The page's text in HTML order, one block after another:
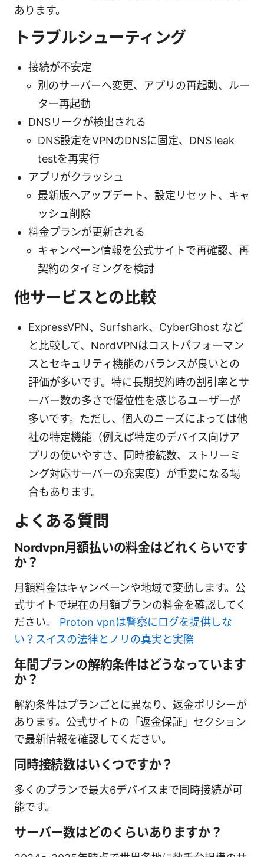
あります。
トラブルシューティング
接続が不安定
別のサーバーへ変更、アプリの再起動、ルー
ター再起動
DNSリークが検出される
DNS設定をVPNのDNSに固定、DNS leak
testを再実行
アプリがクラッシュ
最新版へアップデート、設定リセット、キャ
ッシュ削除
料金プランが更新される
キャンペーン情報を公式サイトで再確認、再
契約のタイミングを検討
他サービスとの比較
ExpressVPN、Surfshark、CyberGhost など
と比較して、NordVPNはコストパフォーマン
スとセキュリティ機能のバランスが良いとの
評価が多いです。特に長期契約時の割引率とサ
ーバー数の多さで優位性を感じるユーザーが
多いです。ただし、個人のニーズによっては他
社の特定機能（例えば特定のデバイス向けア
プリの使いやすさ、同時接続数、ストリーミ
ング対応サーバーの充実度）が重要になる場
合もあります。
よくある質問
Nordvpn月額払いの料金はどれくらいです
か？
月額料金はキャンペーンや地域で変動します。公
式サイトで現在の月額プランの料金を確認してく
ださい。 Proton vpnは警察にログを提供しな
い？スイスの法律とノリの真実と実際
年間プランの解約条件はどうなっています
か？
解約条件はプランごとに異なり、返金ポリシーが
あります。公式サイトの「返金保証」セクション
で最新情報を確認してください。
同時接続数はいくつですか？
多くのプランで最大6デバイスまで同時接続が可
能です。
サーバー数はどのくらいありますか？